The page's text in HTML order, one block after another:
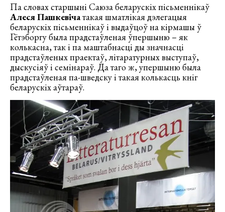
Па словах старшыні Саюза беларускіх пісьменнікаў
Алеся Пашкевічатакая шматлікая дэлегацыя
беларускіх пісьменнікаў і выдаўцоў на кірмашы ў
Гётэборгу была прадстаўленая ўпершыню – як
колькасна, так і па маштабнасці ды значнасці
прадстаўленых праектаў, літаратурных выступаў,
дыскусіяў і семінараў. Да таго ж, упершыню была
прадстаўленая па-шведску і такая колькасць кніг
беларускіх аўтараў.